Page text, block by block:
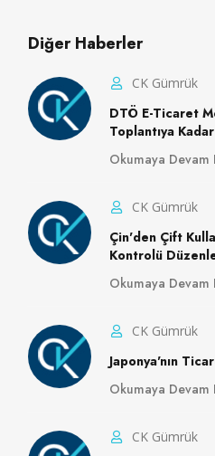
Diğer Haberler
CK Gümrük
DTÖ E-Ticaret
Toplantıya
Okumaya Devam
CK Gümrük
Çin'den Çift
Kontrolü
Okumaya Devam
CK Gümrük
Japonya'nın
Okumaya Devam
CK Gümrük